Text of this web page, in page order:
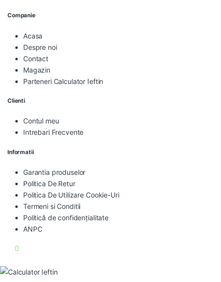
Companie
Acasa
Despre noi
Contact
Magazin
Parteneri Calculator Ieftin
Clienti
Contul meu
Intrebari Frecvente
Informatii
Garantia produselor
Politica De Retur
Politica De Utilizare Cookie-Uri
Termeni si Conditii
Politică de confidențialitate
ANPC